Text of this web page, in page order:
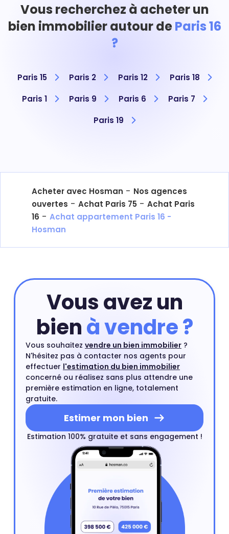
Vous recherchez à acheter un
bien immobilier autour deParis 16
?
Paris 15 Paris 2 Paris 12
Paris 18
Paris 1
Paris 9 Paris 6
Paris 7
Paris 19
Acheter avec Hosman - Nos agences
ouvertes - Achat Paris 75 - Achat Paris
16 - Achat appartement Paris 16 -
Hosman
Vous avez un
bienà vendre ?
Vous souhaitez vendre un bien immobilier ?
N'hésitez pas à contacter nos agents pour
effectuer l'estimation du bien immobilier
concerné ou réalisez sans plus attendre une
première estimation en ligne, totalement
gratuite.
Estimer mon bien
Estimation 100% gratuite et sans engagement !